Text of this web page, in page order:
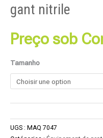
gant nitrile
Preço sob
Tamanho
UGS : MAQ 7047